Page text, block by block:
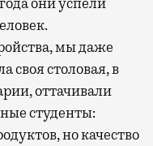
мы даже
своя столовая, в
оттачивали
студенты:
но качество